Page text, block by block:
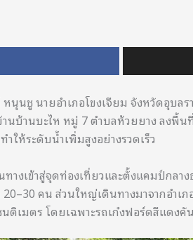
นชู นายอำเภอโขงเจียม จังหวัดอุบล
บ้านบะไห หมู่ 7 ตำบลห้วยยาง ลงพื้น
ห้ระดับน้ำเพิ่มสูงอย่างรวดเร็ว
างเข้าสู่จุดท่องเที่ยวและตั้งแคมป์กล
คน ส่วนใหญ่เดินทางมาจากอำเ
นติเมตร โดยเฉพาะรถเก๋งฟอร์ดสีแด